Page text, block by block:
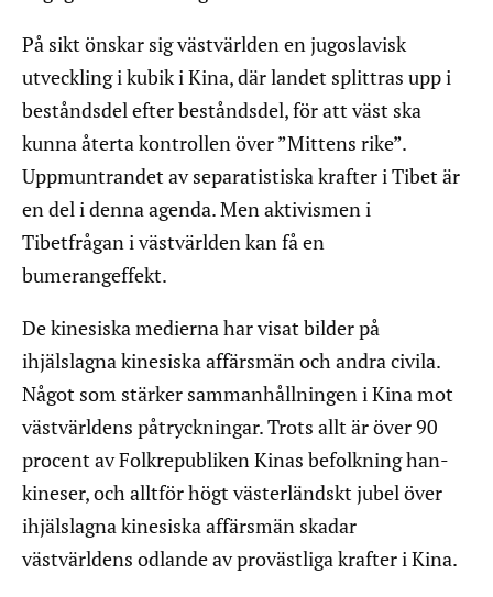
På sikt önskar sig västvärlden en jugoslavisk
utveckling i kubik i Kina, där landet splittras upp i
beståndsdel efter beståndsdel, för att väst ska
kunna återta kontrollen över ”Mittens rike”.
Uppmuntrandet av separatistiska krafter i Tibet är
en del i denna agenda. Men aktivismen i
Tibetfrågan i västvärlden kan få en
bumerangeffekt.
De kinesiska medierna har visat bilder på
ihjälslagna kinesiska affärsmän och andra civila.
Något som stärker sammanhållningen i Kina mot
västvärldens påtryckningar. Trots allt är över 90
procent av Folkrepubliken Kinas befolkning han-
kineser, och alltför högt västerländskt jubel över
ihjälslagna kinesiska affärsmän skadar
västvärldens odlande av provästliga krafter i Kina.